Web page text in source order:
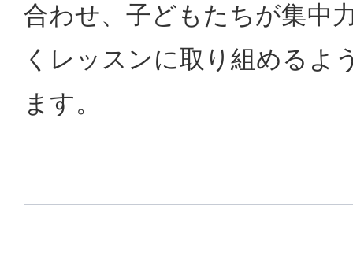
合わせ、子どもたちが集中
くレッスンに取り組めるよ
ます。